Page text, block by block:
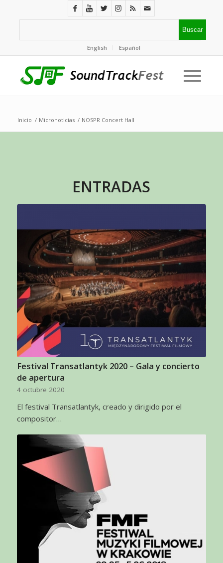
English Español
Inicio / Micronoticias / NOSPR Concert Hall
ENTRADAS
Festival Transatlantyk 2020 – Gala y concierto
de apertura
4 octubre 2020
El festival Transatlantyk, creado y dirigido por el
compositor…